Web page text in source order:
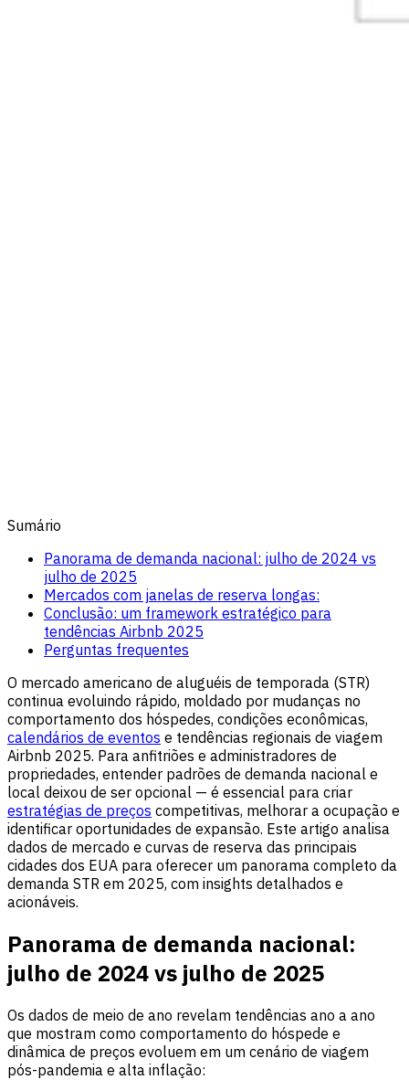
Sumário
Panorama de demanda nacional: julho de 2024 vs
julho de 2025
Mercados com janelas de reserva longas:
Conclusão: um framework estratégico para
tendências Airbnb 2025
Perguntas frequentes
O mercado americano de aluguéis de temporada (STR)
continua evoluindo rápido, moldado por mudanças no
comportamento dos hóspedes, condições econômicas,
calendários de eventos e tendências regionais de viagem
Airbnb 2025. Para anfitriões e administradores de
propriedades, entender padrões de demanda nacional e
local deixou de ser opcional — é essencial para criar
estratégias de preços competitivas, melhorar a ocupação e
identificar oportunidades de expansão. Este artigo analisa
dados de mercado e curvas de reserva das principais
cidades dos EUA para oferecer um panorama completo da
demanda STR em 2025, com insights detalhados e
acionáveis.
Panorama de demanda nacional:
julho de 2024 vs julho de 2025
Os dados de meio de ano revelam tendências ano a ano
que mostram como comportamento do hóspede e
dinâmica de preços evoluem em um cenário de viagem
pós-pandemia e alta inflação: